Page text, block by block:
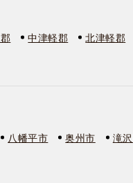
中津軽郡 北津軽郡
八幡平市 奥州市
滝